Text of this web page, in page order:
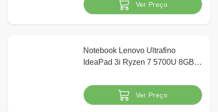
Indisponível
Ver Preço
Notebook Lenovo Ultrafino
IdeaPad 3i Ryzen 7 5700U 8GB
Indisponível
Ver Preço